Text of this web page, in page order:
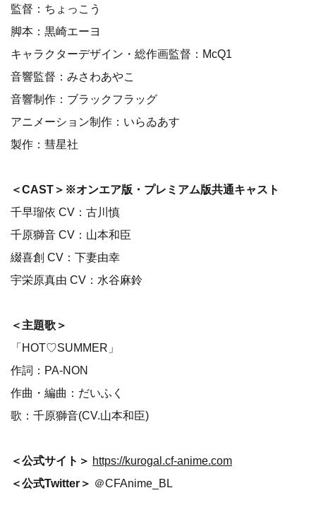
監督：ちょっこう
脚本：黒崎エーヨ
キャラクターデザイン・総作画監督：McQ1
音響監督：みさわあやこ
音響制作：ブラックフラッグ
アニメーション制作：いらゐあす
製作：彗星社
＜CAST＞※オンエア版・プレミアム版共通キャスト
千早瑠依 CV：古川慎
千原獅音 CV：山本和臣
綴喜創 CV：下妻由幸
宇栄原真由 CV：水谷麻鈴
＜主題歌＞
「HOT♡SUMMER」
作詞：PA-NON
作曲・編曲：だいふく
歌：千原獅音(CV.山本和臣)
＜公式サイト＞ https://kurogal.cf-anime.com
＜公式Twitter＞ ＠CFAnime_BL